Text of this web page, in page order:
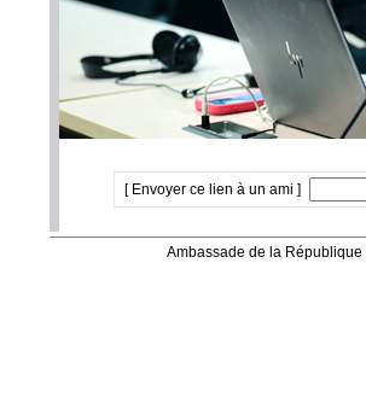
[ Envoyer ce lien à un ami ]
Ambassade de la